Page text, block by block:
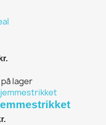
lager